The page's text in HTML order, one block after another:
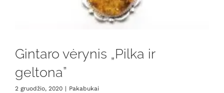
Gintaro vėrynis „Pilka ir
geltona”
2 gruodžio, 2020 | Pakabukai